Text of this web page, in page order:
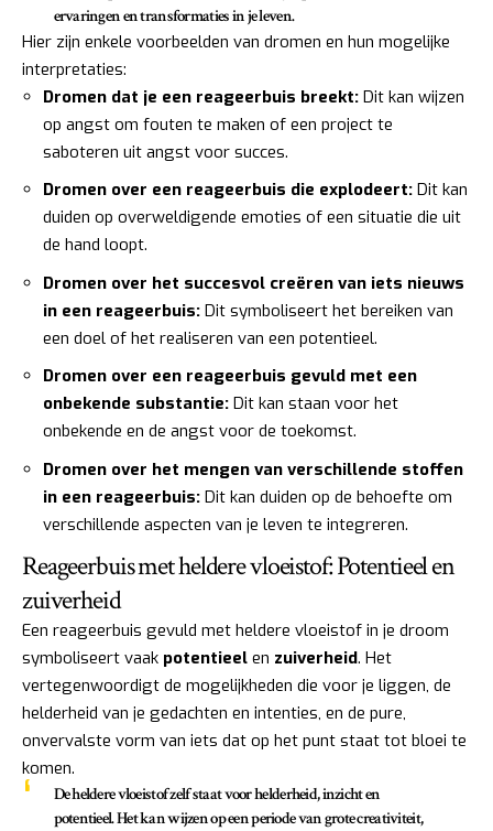
ervaringen en transformaties in je leven.
Hier zijn enkele voorbeelden van dromen en hun mogelijke
interpretaties:
Dromen dat je een reageerbuis breekt: Dit kan wijzen
op angst om fouten te maken of een project te
saboteren uit angst voor succes.
Dromen over een reageerbuis die explodeert: Dit kan
duiden op overweldigende emoties of een situatie die uit
de hand loopt.
Dromen over het succesvol creëren van iets nieuws
in een reageerbuis: Dit symboliseert het bereiken van
een doel of het realiseren van een potentieel.
Dromen over een reageerbuis gevuld met een
onbekende substantie: Dit kan staan voor het
onbekende en de angst voor de toekomst.
Dromen over het mengen van verschillende stoffen
in een reageerbuis: Dit kan duiden op de behoefte om
verschillende aspecten van je leven te integreren.
Reageerbuis met heldere vloeistof: Potentieel en
zuiverheid
Een reageerbuis gevuld met heldere vloeistof in je droom
symboliseert vaak potentieel en zuiverheid. Het
vertegenwoordigt de mogelijkheden die voor je liggen, de
helderheid van je gedachten en intenties, en de pure,
onvervalste vorm van iets dat op het punt staat tot bloei te
komen.
De heldere vloeistof zelf staat voorhelderheid, inzicht en
potentieel. Het kan wijzen op een periode van grote creativiteit,